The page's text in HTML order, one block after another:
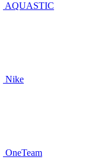
AQUASTIC
Nike
OneTeam